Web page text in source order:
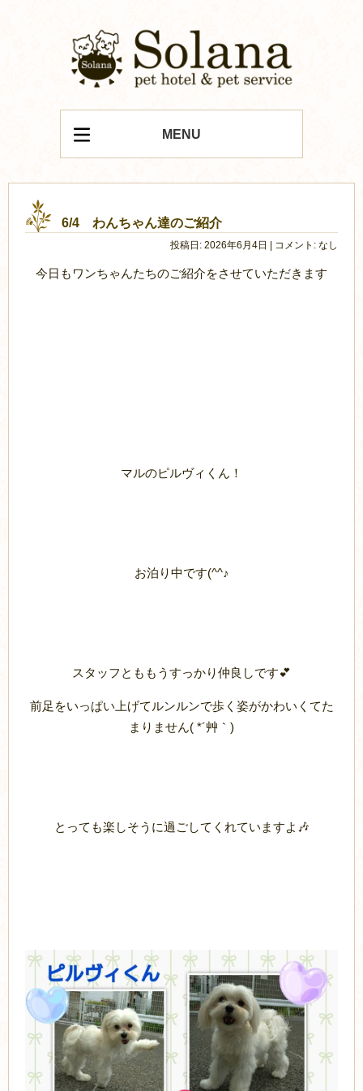
MENU
6/4 わんちゃん達のご紹介
投稿日: 2026年6月4日 | コメント: なし
今日もワンちゃんたちのご紹介をさせていただきます
マルのピルヴィくん！
お泊り中です(^^♪
スタッフとももうすっかり仲良しです💕
前足をいっぱい上げてルンルンで歩く姿がかわいくてた
まりません( *´艸｀)
とっても楽しそうに過ごしてくれていますよ🎶